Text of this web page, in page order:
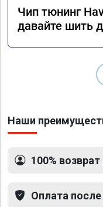
Чип тюнинг
давайте шить
Наши
100%
Оплата